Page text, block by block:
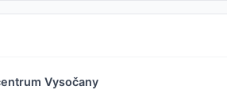
Vysočany